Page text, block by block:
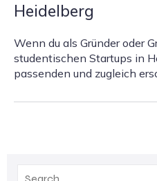
Heidelberg
Wenn du als Gründer oder
studentischen Startups in
passenden und zugleich